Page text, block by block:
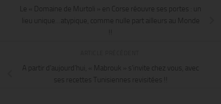
Le « Domaine de Murtoli » en Corse réouvre ses portes : un
lieu unique…atypique, comme nulle part ailleurs au Monde
A partir d’aujourd’hui, « Mabrouk » s’invite chez vous, avec
ses recettes Tunisiennes revisitées !!